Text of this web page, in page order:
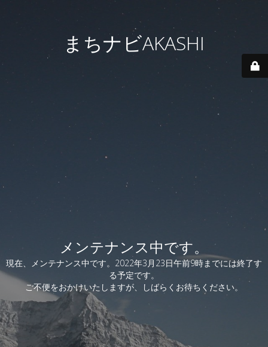
まちナビAKASHI
メンテナンス中です。
現在、メンテナンス中です。2022年3月23日午前9時までには終了す
る予定です。
ご不便をおかけいたしますが、しばらくお待ちください。